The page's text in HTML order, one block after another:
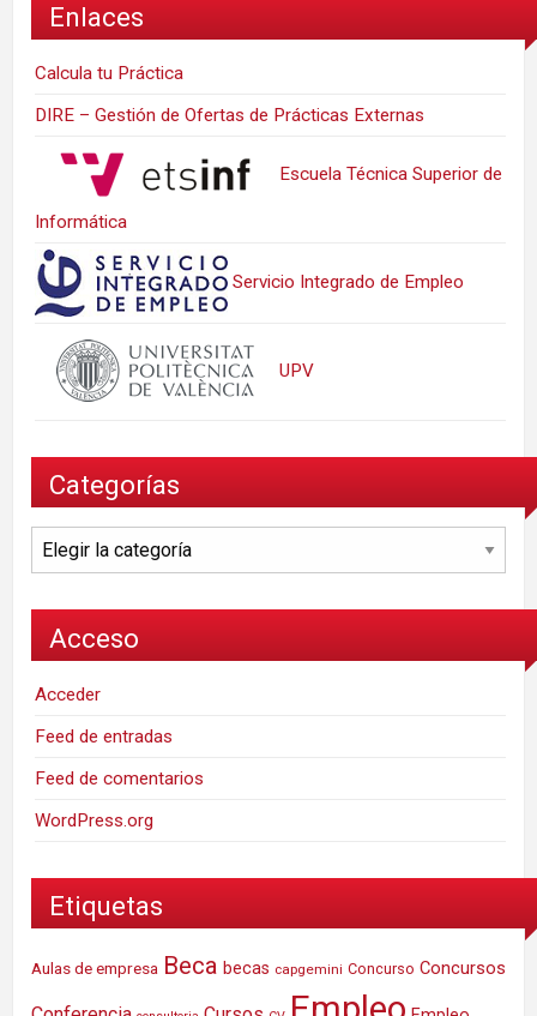
Enlaces
Calcula tu Práctica
DIRE – Gestión de Ofertas de Prácticas Externas
Escuela Técnica Superior de
Informática
Servicio Integrado de Empleo
UPV
Categorías
Categorías
Acceso
Acceder
Feed de entradas
Feed de comentarios
WordPress.org
Etiquetas
Aulas de empresa Beca becas capgemini Concurso Concursos